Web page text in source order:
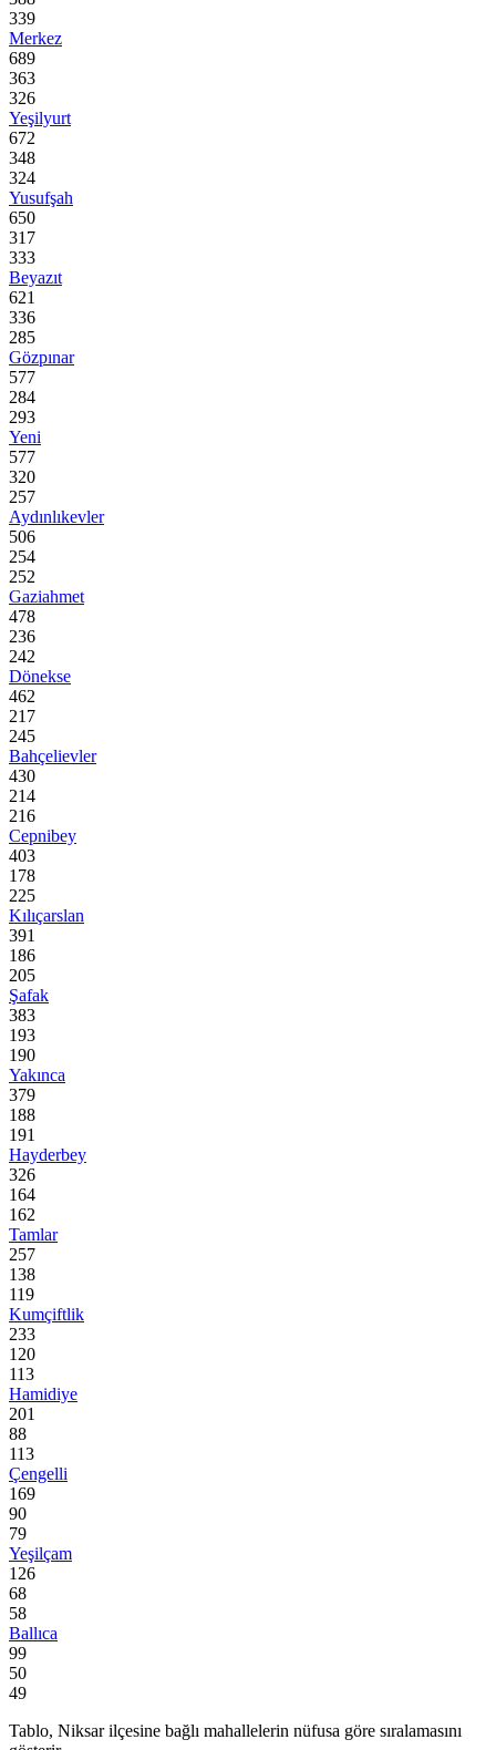
339
Merkez
689
363
326
Yeşilyurt
672
348
324
Yusufşah
650
317
333
Beyazıt
621
336
285
Gözpınar
577
284
293
Yeni
577
320
257
Aydınlıkevler
506
254
252
Gaziahmet
478
236
242
Dönekse
462
217
245
Bahçelievler
430
214
216
Cepnibey
403
178
225
Kılıçarslan
391
186
205
Şafak
383
193
190
Yakınca
379
188
191
Hayderbey
326
164
162
Tamlar
257
138
119
Kumçiftlik
233
120
113
Hamidiye
201
88
113
Çengelli
169
90
79
Yeşilçam
126
68
58
Ballıca
99
50
49
Tablo, Niksarilçesine bağlı mahallelerin nüfusa göre sıralamasını